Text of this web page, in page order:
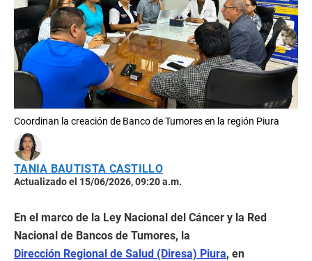
Coordinan la creación de Banco de Tumores en la región Piura
TANIA BAUTISTA CASTILLO
Actualizado el 15/06/2026, 09:20 a.m.
En el marco de la Ley Nacional del Cáncer y la Red
Nacional de Bancos de Tumores, la
Dirección Regional de Salud (Diresa) Piura, en